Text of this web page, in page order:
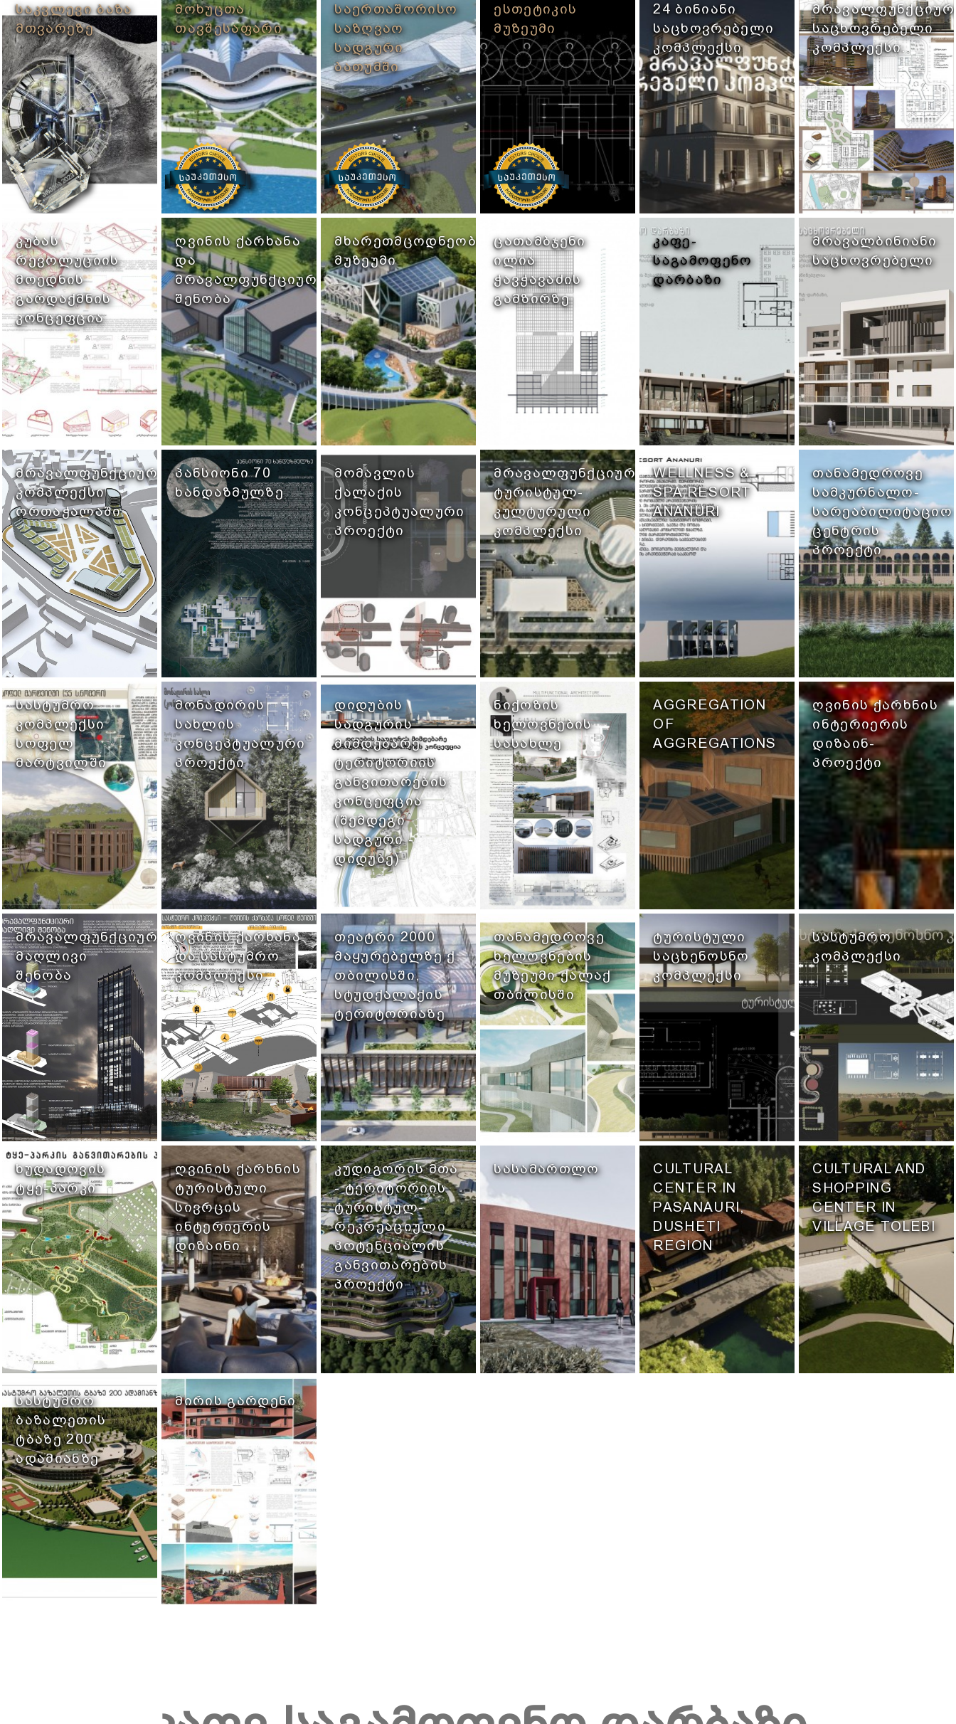
ᲡᲐᲙᲕᲚᲔᲕᲘ ᲑᲐᲖᲐ
ᲛᲗᲕᲐᲠᲔᲖᲔ
ᲛᲝᲮᲣᲪᲗᲐ
ᲗᲐᲕᲨᲔᲡᲐᲤᲐᲠᲘ
ᲡᲐᲔᲠᲗᲐᲨᲝᲠᲘᲡᲝ
ᲡᲐᲖᲦᲕᲐᲝ
ᲡᲐᲓᲒᲣᲠᲘ
ᲑᲐᲗᲣᲛᲨᲘ
ᲔᲡᲗᲔᲢᲘᲙᲘᲡ
ᲛᲣᲖᲔᲣᲛᲘ
24 ᲑᲘᲜᲘᲐᲜᲘ
ᲡᲐᲪᲮᲝᲕᲠᲔᲑᲔᲚᲘ
ᲙᲝᲛᲞᲚᲔᲥᲡᲘ
ᲡᲐᲪᲮᲝᲕᲠᲔᲑᲔᲚᲘ
ᲙᲝᲛᲞᲚᲔᲥᲡᲘ.
ᲙᲣᲑᲐᲡ
ᲠᲔᲕᲝᲚᲣᲪᲘᲘᲡ
ᲛᲝᲔᲓᲜᲘᲡ
ᲒᲐᲠᲓᲐᲥᲛᲜᲘᲡ
ᲙᲝᲜᲪᲔᲤᲪᲘᲐ
ᲦᲕᲘᲜᲘᲡ ᲥᲐᲠᲮᲐᲜᲐ
ᲓᲐ
ᲛᲠᲐᲕᲐᲚᲤᲣᲜᲥᲪᲘᲣᲠᲘ
ᲨᲔᲜᲝᲑᲐ
ᲛᲮᲐᲠᲔᲗᲛᲪᲝᲓᲜᲔᲝᲑᲘᲡ
ᲛᲣᲖᲔᲣᲛᲘ
ᲪᲐᲗᲐᲛᲑᲯᲔᲜᲘ
ᲘᲚᲘᲐ
ᲭᲐᲕᲭᲐᲕᲐᲫᲘᲡ
ᲒᲐᲛᲖᲘᲠᲖᲔ
ᲙᲐᲤᲔ-
ᲡᲐᲒᲐᲛᲝᲤᲔᲜᲝ
ᲓᲐᲠᲑᲐᲖᲘ
ᲛᲠᲐᲕᲐᲚᲑᲘᲜᲘᲐᲜᲘ
ᲡᲐᲪᲮᲝᲕᲠᲔᲑᲔᲚᲘ
ᲛᲠᲐᲕᲐᲚᲤᲣᲜᲥᲪᲘᲣᲠᲘ
ᲙᲝᲛᲞᲚᲔᲥᲡᲘ
ᲝᲠᲗᲐᲭᲐᲚᲐᲨᲘ
ᲞᲐᲜᲡᲘᲝᲜᲘ 70
ᲮᲐᲜᲓᲐᲖᲛᲣᲚᲖᲔ
ᲛᲝᲛᲐᲕᲚᲘᲡ
ᲥᲐᲚᲐᲥᲘᲡ
ᲙᲝᲜᲪᲔᲞᲢᲣᲐᲚᲣᲠᲘ
ᲞᲠᲝᲔᲥᲢᲘ
ᲛᲠᲐᲕᲐᲚᲤᲣᲜᲥᲪᲘᲣᲠᲘ
ᲢᲣᲠᲘᲡᲢᲣᲚ-
ᲙᲣᲚᲢᲣᲠᲣᲚᲘ
ᲙᲝᲛᲞᲚᲔᲥᲡᲘ
WELLNESS &
SPA RESORT
ANANURI
ᲗᲐᲜᲐᲛᲔᲓᲠᲝᲕᲔ
ᲡᲐᲛᲙᲣᲠᲜᲐᲚᲝ-
ᲡᲐᲠᲔᲐᲑᲘᲚᲘᲢᲐᲪᲘᲝ
ᲪᲔᲜᲢᲠᲘᲡ
ᲞᲠᲝᲔᲥᲢᲘ
ᲡᲐᲡᲢᲣᲛᲠᲝ
ᲙᲝᲛᲞᲚᲔᲥᲡᲘ
ᲡᲝᲤᲔᲚ
ᲛᲐᲠᲢᲕᲘᲚᲨᲘ
ᲛᲝᲜᲐᲓᲘᲠᲘᲡ
ᲡᲐᲮᲚᲘᲡ
ᲙᲝᲜᲪᲔᲞᲢᲣᲐᲚᲣᲠᲘ
ᲞᲠᲝᲔᲥᲢᲘ
ᲓᲘᲓᲣᲑᲘᲡ
ᲡᲐᲓᲒᲣᲠᲘᲡ
ᲛᲘᲛᲓᲔᲑᲐᲠᲔ
ᲢᲔᲠᲘᲢᲝᲠᲘᲘᲡ
ᲒᲐᲜᲕᲘᲗᲐᲠᲔᲑᲘᲡ
ᲙᲝᲜᲪᲔᲤᲪᲘᲐ
(ᲨᲔᲛᲓᲔᲒᲘ
ᲡᲐᲓᲒᲣᲠᲘ -
ᲓᲘᲓᲣᲑᲔ)
ᲜᲘᲥᲝᲖᲘᲡ
ᲮᲔᲚᲝᲕᲜᲔᲑᲘᲡ
ᲡᲐᲡᲐᲮᲚᲔ
AGGREGATION
OF
AGGREGATIONS
ᲦᲕᲘᲜᲘᲡ ᲥᲐᲠᲮᲜᲘᲡ
ᲘᲜᲢᲔᲠᲘᲔᲠᲘᲡ
ᲓᲘᲖᲐᲘᲜ-
ᲞᲠᲝᲔᲥᲢᲘ
ᲛᲠᲐᲕᲐᲚᲤᲣᲜᲥᲪᲘᲣᲠᲘ
ᲛᲐᲦᲚᲘᲕᲘ
ᲨᲔᲜᲝᲑᲐ
ᲦᲕᲘᲜᲘᲡ ᲥᲐᲠᲮᲐᲜᲐ
ᲓᲐ ᲡᲐᲡᲢᲣᲛᲠᲝ
ᲙᲝᲛᲞᲚᲔᲥᲡᲘ
ᲗᲔᲐᲢᲠᲘ 2000
ᲛᲐᲧᲣᲠᲔᲑᲔᲚᲖᲔ Ქ.
ᲗᲑᲘᲚᲘᲡᲨᲘ,
ᲡᲢᲣᲓᲥᲐᲚᲐᲥᲘᲡ
ᲢᲔᲠᲘᲢᲝᲠᲘᲐᲖᲔ
ᲗᲐᲜᲐᲛᲔᲓᲠᲝᲕᲔ
ᲮᲔᲚᲝᲕᲜᲔᲑᲘᲡ
ᲛᲣᲖᲔᲣᲛᲘ ᲥᲐᲚᲐᲥ
ᲗᲑᲘᲚᲘᲡᲨᲘ
ᲢᲣᲠᲘᲡᲢᲣᲚᲘ
ᲡᲐᲪᲮᲔᲜᲝᲡᲜᲝ
ᲙᲝᲛᲞᲚᲔᲥᲡᲘ
ᲡᲐᲡᲢᲣᲛᲠᲝ
ᲙᲝᲛᲞᲚᲔᲥᲡᲘ
ᲮᲣᲓᲐᲓᲝᲕᲘᲡ
ᲢᲧᲔ-ᲞᲐᲠᲙᲘ
ᲦᲕᲘᲜᲘᲡ ᲥᲐᲠᲮᲜᲘᲡ
ᲢᲣᲠᲘᲡᲢᲣᲚᲘ
ᲡᲘᲕᲠᲪᲘᲡ
ᲘᲜᲢᲔᲠᲘᲔᲠᲘᲡ
ᲓᲘᲖᲐᲘᲜᲘ
ᲙᲣᲓᲘᲒᲝᲠᲘᲡ ᲛᲗᲐ
- ᲢᲔᲠᲘᲢᲝᲠᲘᲘᲡ
ᲢᲣᲠᲘᲡᲢᲣᲚ-
ᲠᲔᲙᲠᲔᲐᲪᲘᲣᲚᲘ
ᲞᲝᲢᲔᲜᲪᲘᲐᲚᲘᲡ
ᲒᲐᲜᲕᲘᲗᲐᲠᲔᲑᲘᲡ
ᲞᲠᲝᲔᲥᲢᲘ
ᲡᲐᲡᲐᲛᲐᲠᲗᲚᲝ
CULTURAL
CENTER IN
PASANAURI,
DUSHETI
REGION
CULTURAL AND
SHOPPING
CENTER IN
VILLAGE TOLEBI
ᲡᲐᲡᲢᲣᲛᲠᲝ
ᲑᲐᲖᲐᲚᲔᲗᲘᲡ
ᲢᲑᲐᲖᲔ 200
ᲐᲓᲐᲛᲘᲐᲜᲖᲔ
ᲛᲘᲠᲘᲡ ᲒᲐᲠᲓᲔᲜᲘ